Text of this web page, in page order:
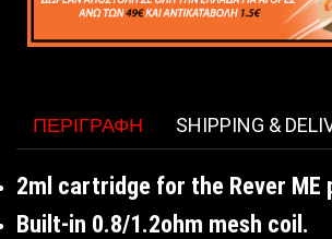
ΠΕΡΙΓΡΑΦΉ SHIPPING &
2ml cartridge for the Rever ME
Built-in 0.8/1.2ohm mesh coil.